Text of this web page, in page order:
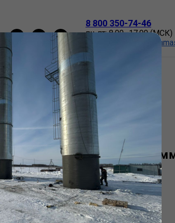
8 800 350-74-46
пн-пт: 8.00–17.00 (МСК)
ТРУБЫ
КОНТАКТЫ
Труба (обечайка) 2220х14
ТУ
SKU:2220х14_ст3
172 785 р.